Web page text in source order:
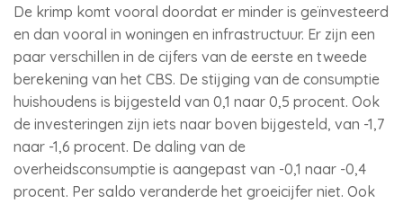
De krimp komt vooral doordat er minder is geïnvesteerd
en dan vooral in woningen en infrastructuur. Er zijn een
paar verschillen in de cijfers van de eerste en tweede
berekening van het CBS. De stijging van de consumptie
huishoudens is bijgesteld van 0,1 naar 0,5 procent. Ook
de investeringen zijn iets naar boven bijgesteld, van -1,7
naar -1,6 procent. De daling van de
overheidsconsumptie is aangepast van -0,1 naar -0,4
procent. Per saldo veranderde het groeicijfer niet. Ook